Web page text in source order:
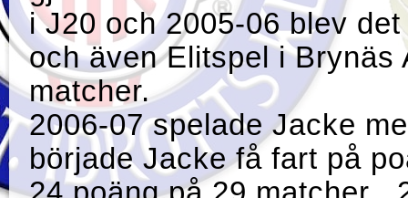
i J20 och 2005-06 blev
och även Elitspel i Brynäs
matcher.
2006-07 spelade Jacke
började Jacke få fart på